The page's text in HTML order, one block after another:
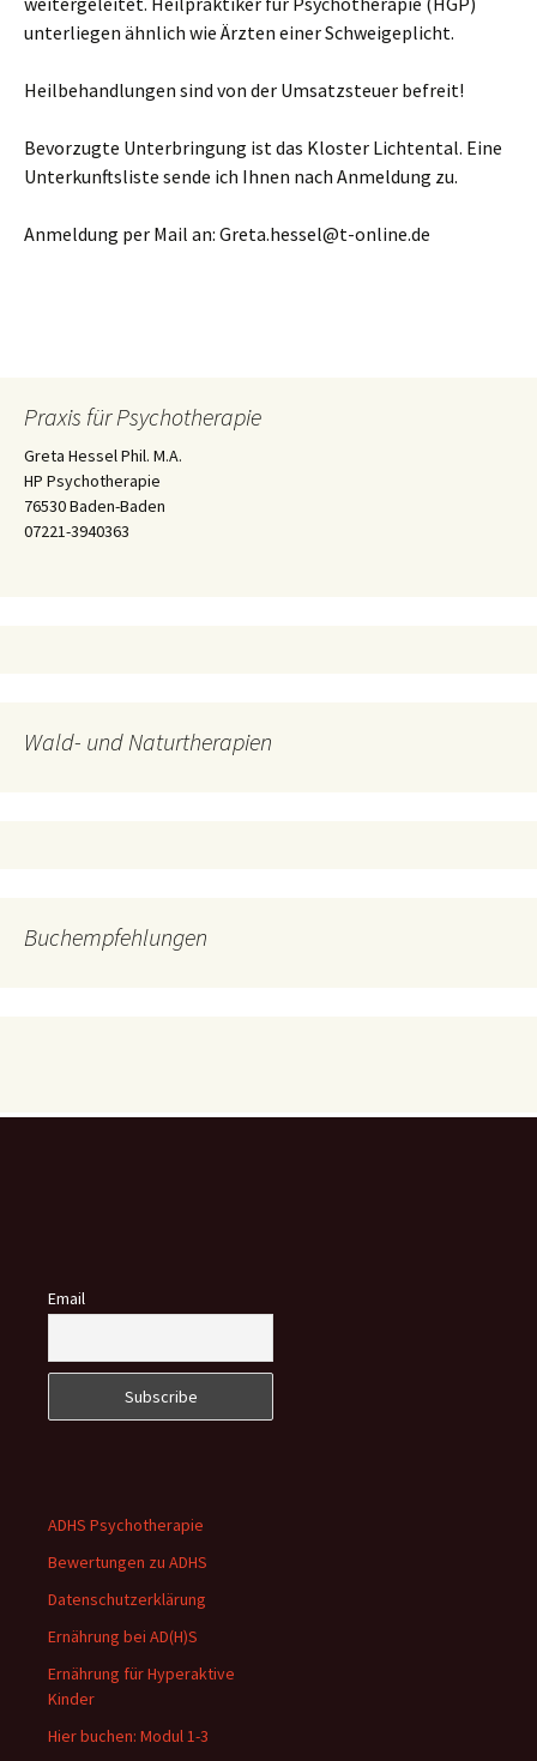
unterliegen ähnlich wie Ärzten einer Schweigeplicht.
Heilbehandlungen sind von der Umsatzsteuer befreit!
Bevorzugte Unterbringung ist das Kloster Lichtental. Eine
Unterkunftsliste sende ich Ihnen nach Anmeldung zu.
Anmeldung per Mail an: Greta.hessel@t-online.de
Praxis für Psychotherapie
Greta Hessel Phil. M.A.
HP Psychotherapie
76530 Baden-Baden
07221-3940363
Wald- und Naturtherapien
Buchempfehlungen
Email
ADHS Psychotherapie
Bewertungen zu ADHS
Datenschutzerklärung
Ernährung bei AD(H)S
Ernährung für Hyperaktive
Kinder
Hier buchen: Modul 1-3